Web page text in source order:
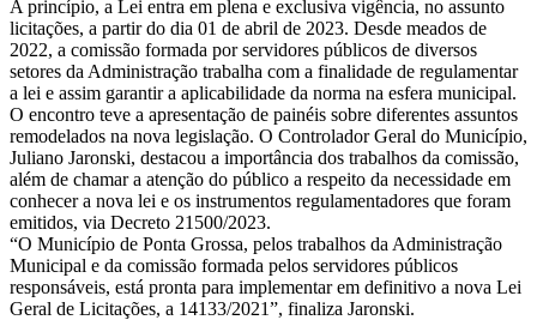
A princípio, a Lei entra em plena e exclusiva vigência, no assunto
licitações, a partir do dia 01 de abril de 2023. Desde meados de
2022, a comissão formada por servidores públicos de diversos
setores da Administração trabalha com a finalidade de regulamentar
a lei e assim garantir a aplicabilidade da norma na esfera municipal.
O encontro teve a apresentação de painéis sobre diferentes assuntos
remodelados na nova legislação. O Controlador Geral do Município,
Juliano Jaronski, destacou a importância dos trabalhos da comissão,
além de chamar a atenção do público a respeito da necessidade em
conhecer a nova lei e os instrumentos regulamentadores que foram
emitidos, via Decreto 21500/2023.
“O Município de Ponta Grossa, pelos trabalhos da Administração
Municipal e da comissão formada pelos servidores públicos
responsáveis, está pronta para implementar em definitivo a nova Lei
Geral de Licitações, a 14133/2021”, finaliza Jaronski.